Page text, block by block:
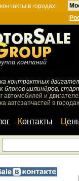
в городах:
контрактных
блоков цилиндров,
автомобилей и
автозапчастей в
Контакты